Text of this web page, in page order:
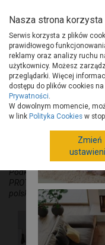
Strona główna Porady
Najlepszy podkład pod
Najlepszy
podłogowe
Rewelacyjnie wyciszają,
paneli oraz są idealne na
ograniczyć wydatki na
Podkłady wykonane z
PROTECTOR marki
polskim rynku.
Jak
Nasza strona
Serwis korzysta z plików
prawidłowego
reklamy oraz analizy ruchu
użytkownicy. Możesz
przeglądarki. Więcej
dostępu do plików cookies
Prywatności.
W dowolnym momencie,
w link Polityka Cookies w
Zmień